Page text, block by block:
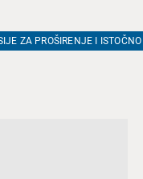
ZA PROŠIRENJE I